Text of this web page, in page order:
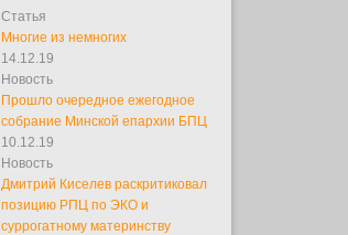
Статья
Многие из немногих
14.12.19
Новость
Прошло очередное ежегодное
собрание Минской епархии БПЦ
10.12.19
Новость
Дмитрий Киселев раскритиковал
позицию РПЦ по ЭКО и
суррогатному материнству